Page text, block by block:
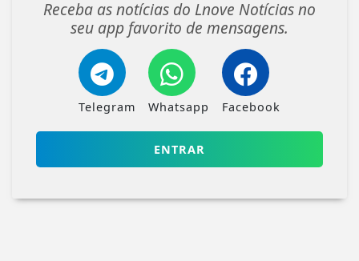
Receba as notícias do Lnove Notícias no
seu app favorito de mensagens.
Telegram Whatsapp Facebook
ENTRAR